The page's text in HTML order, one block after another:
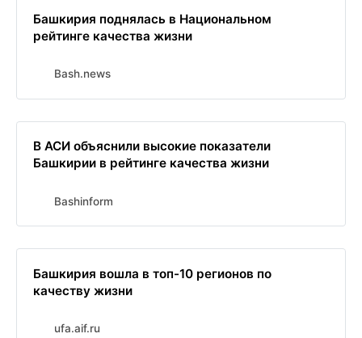
Башкирия поднялась в Национальном
рейтинге качества жизни
Bash.news
В АСИ объяснили высокие показатели
Башкирии в рейтинге качества жизни
Bashinform
Башкирия вошла в топ-10 регионов по
качеству жизни
ufa.aif.ru